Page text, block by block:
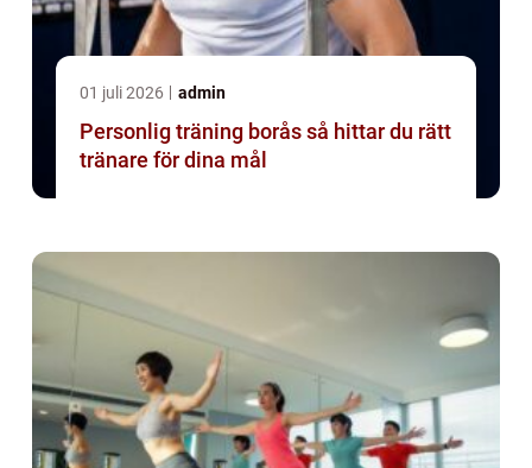
01 juli 2026 admin
Personlig träning borås så hittar du rätt
tränare för dina mål